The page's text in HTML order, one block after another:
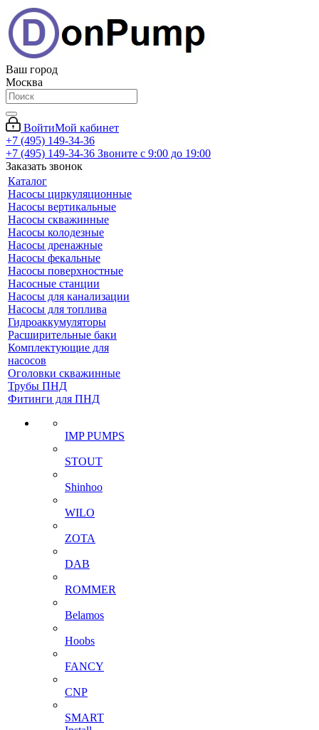
Ваш город
Москва
ВойтиМой кабинет
+7 (495) 149-34-36
+7 (495) 149-34-36 Звоните с 9:00 до 19:00
Заказать звонок
Каталог
Насосы циркуляционные
Насосы вертикальные
Насосы скважинные
Насосы колодезные
Насосы дренажные
Насосы фекальные
Насосы поверхностные
Насосные станции
Насосы для канализации
Насосы для топлива
Гидроаккумуляторы
Расширительные баки
Комплектующие для
насосов
Оголовки скважинные
Трубы ПНД
Фитинги для ПНД
IMP PUMPS
STOUT
Shinhoo
WILO
ZOTA
DAB
ROMMER
Belamos
Hoobs
FANCY
CNP
SMART